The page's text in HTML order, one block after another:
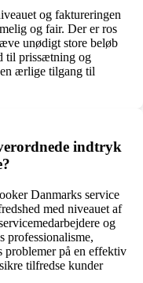
og faktureringen
og fair. Der er ros
unødigt store beløb
til prissætning og
ærlige tilgang til
indtryk
Danmarks service
med niveauet af
og
professionalisme,
problemer på en effektiv
tilfredse kunder